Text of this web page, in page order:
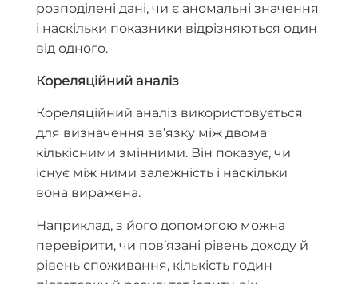
розподілені дані, чи є аномальні значення
і наскільки показники відрізняються один
від одного.
Кореляційний аналіз
Кореляційний аналіз використовується
для визначення зв’язку між двома
кількісними змінними. Він показує, чи
існує між ними залежність і наскільки
вона виражена.
Наприклад, з його допомогою можна
перевірити, чи пов’язані рівень доходу й
рівень споживання, кількість годин